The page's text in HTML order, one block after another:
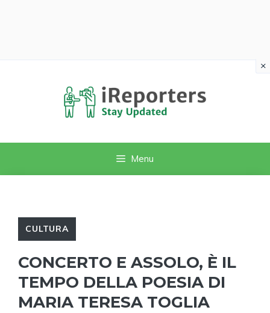
Menu
CULTURA
CONCERTO E ASSOLO, È IL
TEMPO DELLA POESIA DI
MARIA TERESA TOGLIA
×